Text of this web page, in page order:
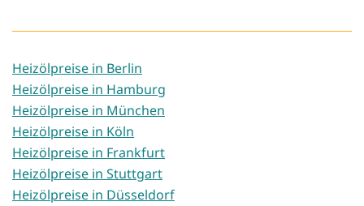
Heizölpreise in Berlin
Heizölpreise in Hamburg
Heizölpreise in München
Heizölpreise in Köln
Heizölpreise in Frankfurt
Heizölpreise in Stuttgart
Heizölpreise in Düsseldorf